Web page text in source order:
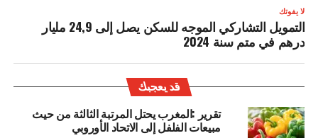
لا يفوتك
التمويل التشاركي الموجه للسكن يصل إلى 24,9 مليار
درهم في متم سنة 2024
قد يعجبك
تقرير :المغرب يحتل المرتبة الثالثة من حيث
مبيعات الفلفل إلى الاتحاد الأوروبي